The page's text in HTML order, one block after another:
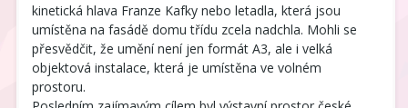
kinetická hlava Franze Kafky nebo letadla, která jsou
umístěna na fasádě domu třídu zcela nadchla. Mohli se
přesvědčit, že umění není jen formát A3, ale i velká
objektová instalace, která je umístěna ve volném
prostoru.